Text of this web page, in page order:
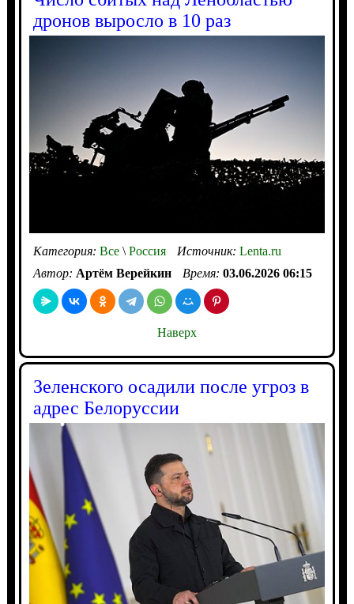
дронов выросло в 10 раз
Категория: Все\Россия Источник: Lenta.ru
Автор: Артём Верейкин Время: 03.06.2026 06:15
Наверх
Зеленского осадили после угроз в
адрес Белоруссии